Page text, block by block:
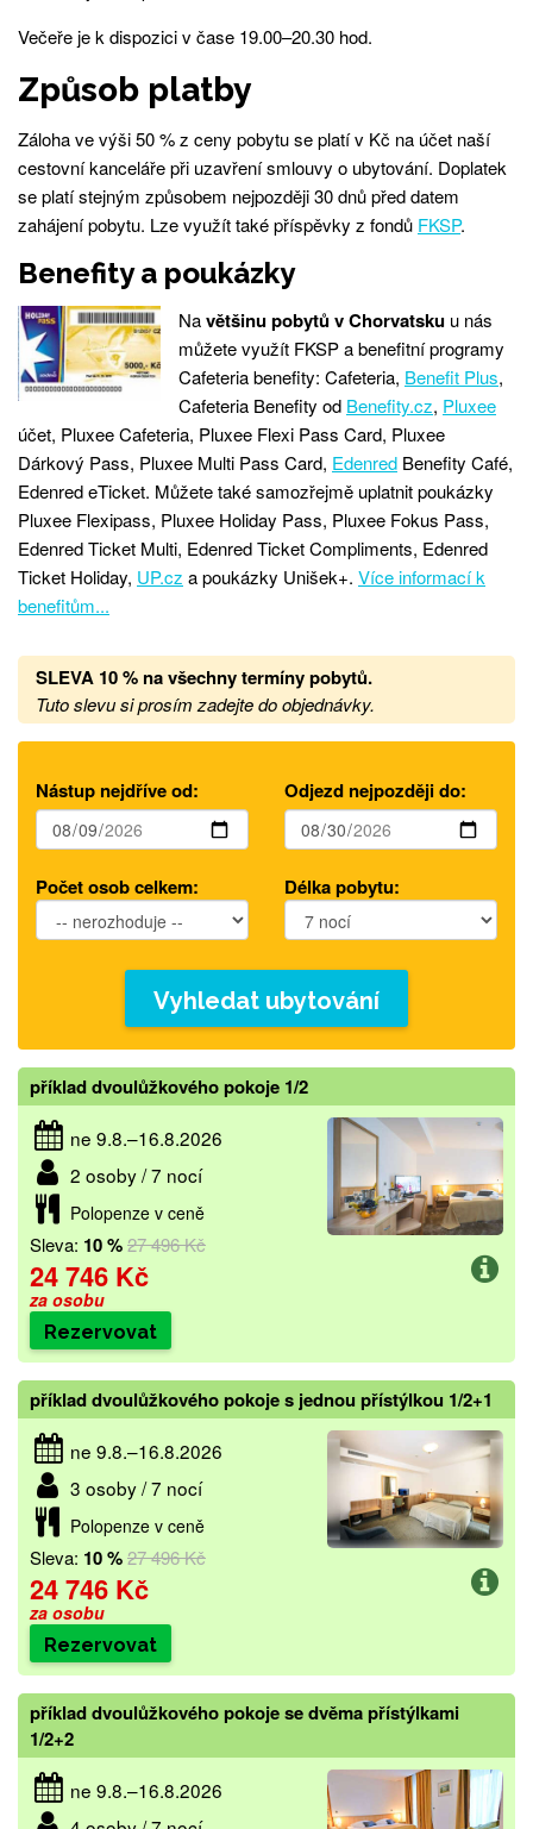
Večeře je k dispozici v čase 19.00–20.30 hod.
Způsob platby
Záloha ve výši 50 % z ceny pobytu se platí v Kč na účet naší
cestovní kanceláře při uzavření smlouvy o ubytování. Doplatek
se platí stejným způsobem nejpozději 30 dnů před datem
zahájení pobytu. Lze využít také příspěvky z fondů FKSP.
Benefity a poukázky
Navětšinu pobytů v Chorvatsku u nás
můžete využít FKSP a benefitní programy
Cafeteria benefity: Cafeteria, Benefit Plus,
Cafeteria Benefity od Benefity.cz, Pluxee
účet, Pluxee Cafeteria, Pluxee Flexi Pass Card, Pluxee
Dárkový Pass, Pluxee Multi Pass Card, Edenred Benefity Café,
Edenred eTicket. Můžete také samozřejmě uplatnit poukázky
Pluxee Flexipass, Pluxee Holiday Pass, Pluxee Fokus Pass,
Edenred Ticket Multi, Edenred Ticket Compliments, Edenred
Ticket Holiday, UP.cz a poukázky Unišek+. Více informací k
benefitům...
SLEVA 10 % na všechny termíny pobytů.
Tuto slevu si prosím zadejte do objednávky.
Nástup nejdříve od: Odjezd nejpozději do:
Počet osob celkem: Délka pobytu:
Vyhledat ubytování
příklad dvoulůžkového pokoje 1/2
ne 9.8.–16.8.2026
2 osoby / 7 nocí
Polopenze v ceně
Sleva: 10 %27 496 Kč
24 746 Kč
za osobu
Rezervovat
příklad dvoulůžkového pokoje s jednou přístýlkou 1/2+1
ne 9.8.–16.8.2026
3 osoby / 7 nocí
Polopenze v ceně
Sleva: 10 %27 496 Kč
24 746 Kč
za osobu
Rezervovat
příklad dvoulůžkového pokoje se dvěma přístýlkami
1/2+2
ne 9.8.–16.8.2026